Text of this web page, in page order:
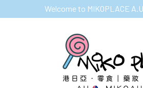
Welcome to MIKOPLACE